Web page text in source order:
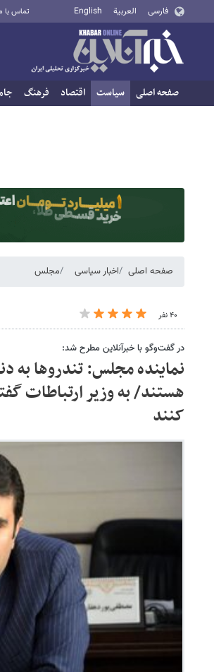
فارسی العربية English تماس با
صفحه اصلی سیاست اقتصاد فرهنگ
صفحه اصلی اخبار سیاسی مجلس
۴۰ نفر
در گفت‌وگو با خبرآنلاین مطرح شد:
نماینده مجلس: تندروها به
هستند/ به وزیر ارتباطات
کنند